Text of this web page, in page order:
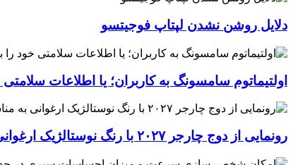
دلایل روشن نشدن لپتاپ فوجیتسو
اولتیماتوم سامسونگ به کاربران؛ یا اطلاعات
رونمایی از دوج چارجر ۲۰۲۷ با رنگ نوستالژیک ارغوانی به مناسبت ۶۰ سالگی این عضله‌ساز آمریکایی